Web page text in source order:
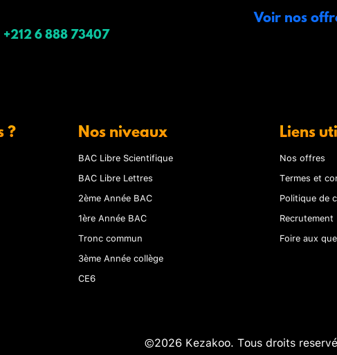
+212 6 888 73407
Voir nos
? Nos niveaux
BAC Libre Scientifique
BAC Libre Lettres
2ème Année BAC
1ère Année BAC
Tronc commun
3ème Année collège
CE6
Liens
Nos offres
Termes et
Politique de
Recrutement
Foire aux
©2026 Kezakoo. Tous droits